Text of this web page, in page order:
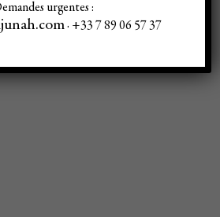
urgentes :
· +33 7 89 06 57 37